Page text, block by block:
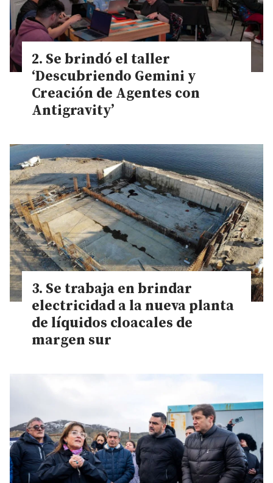
Se brindó el taller
‘Descubriendo Gemini y
Creación de Agentes con
Antigravity’
Se trabaja en brindar
electricidad a la nueva planta
de líquidos cloacales de
margen sur